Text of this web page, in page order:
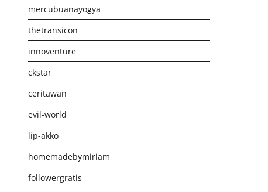
mercubuanayogya
thetransicon
innoventure
ckstar
ceritawan
evil-world
lip-akko
homemadebymiriam
followergratis